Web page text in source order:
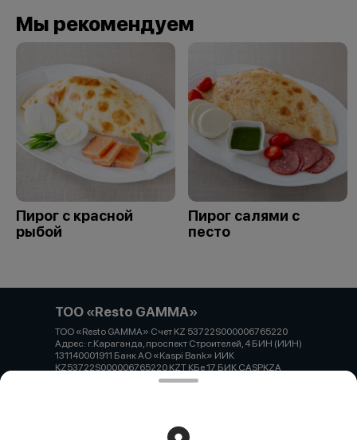
Мы рекомендуем
Пирог с красной
рыбой
Пирог салями с
песто
ТОО «Resto GAMMA»
ТОО «Resto GAMMA» Счет KZ 53722S000006765220
Адрес: г.Караганда, проспект Строителей, 4 БИН (ИИН)
131140001911 Банк АО «Kaspi Bank» ИИК
KZ53722S000006765220 KZT КБе 17 БИК CASPKZA
Работает на эффективном ядреFoodpicásso